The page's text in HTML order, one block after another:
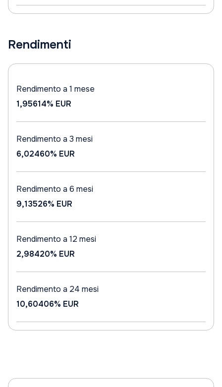
Rendimenti
Rendimento a 1 mese
1,95614% EUR
Rendimento a 3 mesi
6,02460% EUR
Rendimento a 6 mesi
9,13526% EUR
Rendimento a 12 mesi
2,98420% EUR
Rendimento a 24 mesi
10,60406% EUR